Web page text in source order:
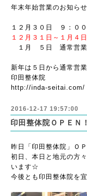
年末年始営業のお知らせ
１２月３０日 ９：０
１２月３１日 ～ １月４
１月 ５日 通常営業
新年は５日から通常営業
印田整体院
http://inda-seitai.com/
2016-12-17 19:57:00
印田整体院ＯＰＥＮ
昨日「印田整体院」Ｏ
初日、本日と地元の方
います☆
今後とも印田整体院を